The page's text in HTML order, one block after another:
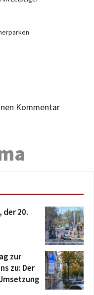
Kommentar
der 20.
zur
zu: Der